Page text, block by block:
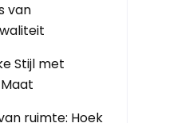
van
Stijl met
ruimte: Hoek